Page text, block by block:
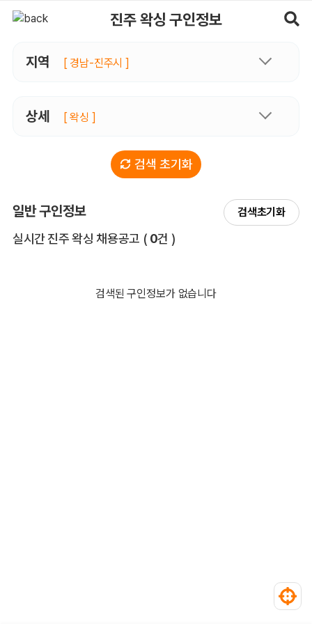
진주 왁싱 구인정보
지역 [ 경남-진주시 ]
상세 [ 왁싱 ]
검색 초기화
일반 구인정보 검색초기화
실시간 진주 왁싱 채용공고 전체 목록
( 0건 )
검색된 구인정보가 없습니다